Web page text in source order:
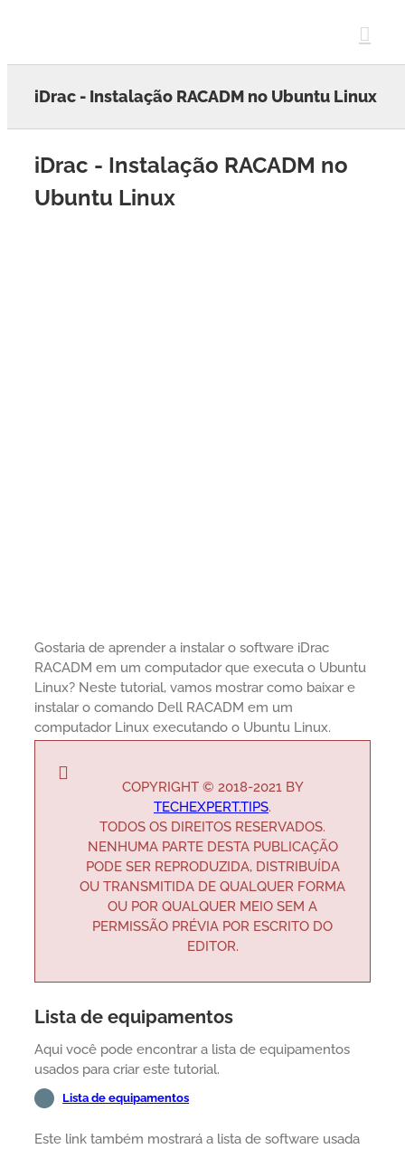
iDrac - Instalação RACADM no Ubuntu Linux
iDrac - Instalação RACADM no
Ubuntu Linux
Gostaria de aprender a instalar o software iDrac
RACADM em um computador que executa o Ubuntu
Linux? Neste tutorial, vamos mostrar como baixar e
instalar o comando Dell RACADM em um
computador Linux executando o Ubuntu Linux.
COPYRIGHT © 2018-2021 BY
TECHEXPERT.TIPS.
TODOS OS DIREITOS RESERVADOS.
NENHUMA PARTE DESTA PUBLICAÇÃO
PODE SER REPRODUZIDA, DISTRIBUÍDA
OU TRANSMITIDA DE QUALQUER FORMA
OU POR QUALQUER MEIO SEM A
PERMISSÃO PRÉVIA POR ESCRITO DO
EDITOR.
Lista de equipamentos
Aqui você pode encontrar a lista de equipamentos
usados para criar este tutorial.
Lista de equipamentos
Este link também mostrará a lista de software usada